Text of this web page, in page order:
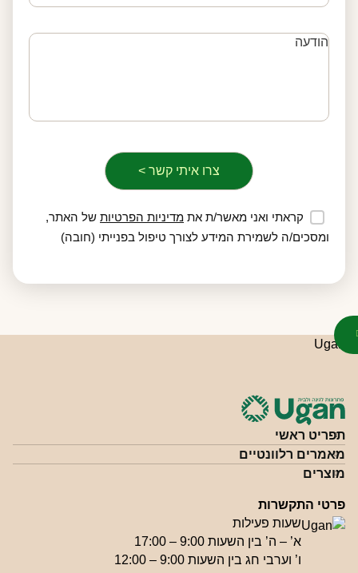
קראתי ואני מאשר/ת את מדיניות הפרטיותשל האתר,
ומסכים/ה לשמירת המידע לצורך טיפול בפנייתי (חובה)
תפריט ראשי
מאמרים רלוונטיים
מוצרים
פרטי התקשרות
שעות פעילות
א’ – ה’ בין השעות 9:00 – 17:00
ו’ וערבי חג בין השעות 9:00 – 12:00